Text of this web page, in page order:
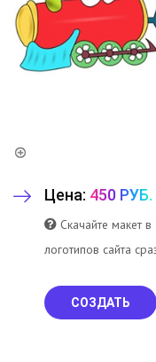
Цена: 450 РУБ.
Скачайте макет
логотипов сайта
СОЗДАТЬ